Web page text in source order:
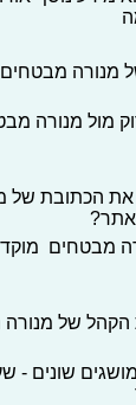
מנורה
מול מנורה
את הכתובת של
מבטחים מוקד
הקהל של
שונים -